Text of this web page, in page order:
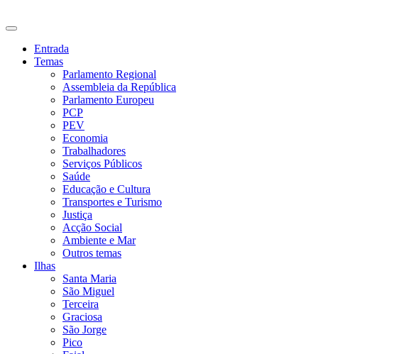
Entrada
Temas
Parlamento Regional
Assembleia da República
Parlamento Europeu
PCP
PEV
Economia
Trabalhadores
Serviços Públicos
Saúde
Educação e Cultura
Transportes e Turismo
Justiça
Acção Social
Ambiente e Mar
Outros temas
Ilhas
Santa Maria
São Miguel
Terceira
Graciosa
São Jorge
Pico